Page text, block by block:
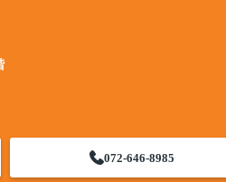
072-646-8985